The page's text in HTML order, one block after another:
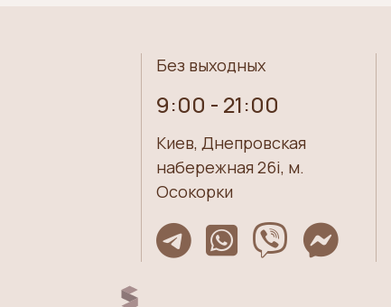
Без выходных
9:00 - 21:00
Киев, Днепровская
набережная 26i, м.
Осокорки